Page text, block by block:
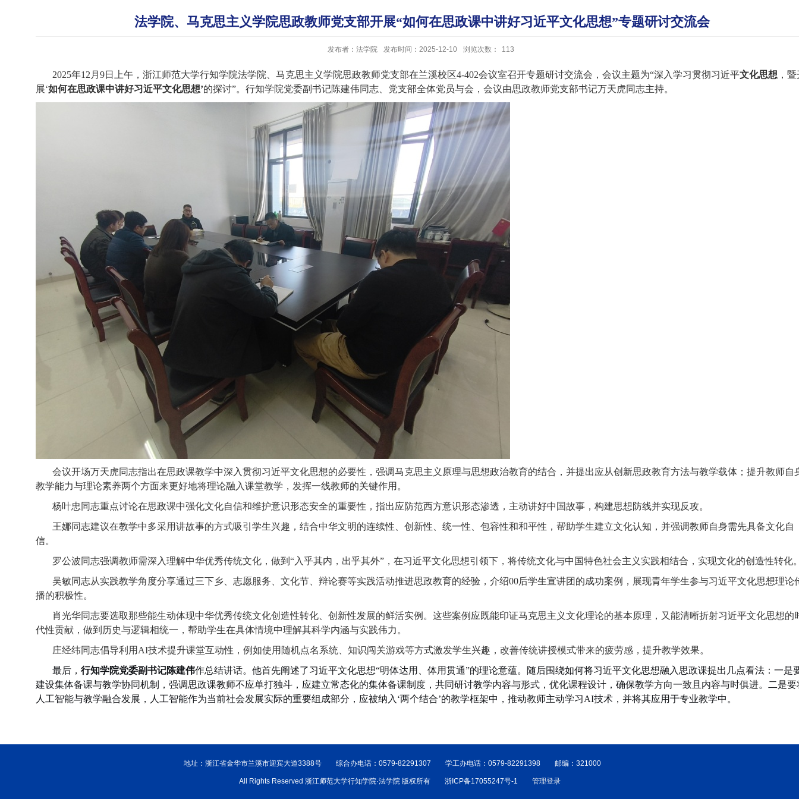
法学院、马克思主义学院思政教师党支部开展“如何在思政课中讲好习近平文化思想”专题研讨交流会
发布者：法学院 发布时间：2025-12-10 浏览次数： 113
2025年12 月 9日 上午，浙江师范大学行知学院法学院、马克思主义学院思政教师党支部在兰溪校区4-402会议室召开专题研讨交流会，会议主题为“深入学习贯彻习近平文化思想 ，
展‘如何在思政课中讲好习近平文化思想’的探讨”。 行知学院党委副书记陈建伟同志、 党支部全体党员与会，会议由思政教师党支部书记万天虎同志主持。
会议开场万天虎同志指出在思政课教学中深入贯彻习近平文化思想的必要性，强调马克思主义原理与思想政治教育的结合，并提出应从创新思政教育方法与教学载体；提升教师自
教学能力与理论素养两个方面来更好地将理论融入课堂教学，发挥一线教师的关键作用。
杨叶忠同志重点讨论在思政课中强化文化自信和维护意识形态安全的重要性，指出应防范西方意识形态渗透，主动讲好中国故事，构建思想防线并实现反攻。
王娜同志建议在教学中多采用讲故事的方式吸引学生兴趣，结合中华文明的连续性、创新性、统一性、包容性和和平性，帮助学生建立文化认知，并强调教师自身需先具备文化自
信。
罗公波同志强调教师需深入理解中华优秀传统文化，做到 “入乎其内，出乎其外”，在习近平文化思想引领下，将传统文化与中国特色社会主义实践相结合，实现文化的创造性转化
吴敏同志从实践教学角度分享通过三下乡、志愿服务、文化节、辩论赛等实践活动推进思政教育的经验，介绍00后学生宣讲团的成功案例，展现青年学生参与习近平文化思想理论
播的积极性。
肖光华同志要选取那些能生动体现中华优秀传统文化创造性转化、创新性发展的鲜活实例。这些案例应既能印证马克思主义文化理论的基本原理，又能清晰折射习近平文化思想的
代性贡献，做到历史与逻辑相统一，帮助学生在具体情境中理解其科学内涵与实践伟力。
庄经纬同志倡导利用 AI技术提升课堂互动性，例如使用随机点名系统、知识闯关游戏等方式激发学生兴趣，改善传统讲授模式带来的疲劳感，提升教学效果。
最后， 行知学院党委副书记陈建伟作总结讲话。 他首先阐述了习近平文化思想“明体达用、体用贯通”的理论意蕴。随后围绕如何将习近平文化思想融入思政课提出几点看法：一是
建设集体备课与教学协同机制，强调思政课教师不应单打独斗，应建立常态化的集体备课制度，共同研讨教学内容与形式，优化课程设计，确保教学方向一致且内容与时俱进。二是要
人工智能与教学融合发展，人工智能作为当前社会发展实际的重要组成部分，应被纳入‘两个结合’的教学框架中，推动教师主动学习AI技术，并将其应用于专业教学中。
地址：浙江省金华市兰溪市迎宾大道3388号 综合办电话：0579-82291307 学工办电话：0579-82291398 邮编：321000
All Rights Reserved 浙江师范大学行知学院·法学院 版权所有 浙ICP备17055247号-1 管理登录